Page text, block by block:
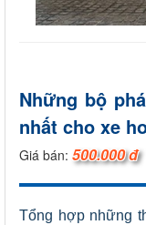
Những bộ
nhất cho xe
Giá bán: 500.000 đ
Tổng hợp những